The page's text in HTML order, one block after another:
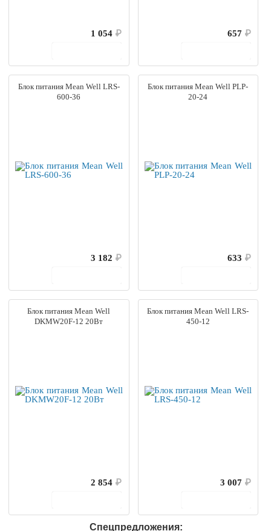
1 054 ₽
657 ₽
Блок питания Mean Well LRS-
600-36
3 182 ₽
Блок питания Mean Well PLP-
20-24
633 ₽
Блок питания Mean Well
DKMW20F-12 20Вт
2 854 ₽
Блок питания Mean Well LRS-
450-12
3 007 ₽
Спецпредложения: